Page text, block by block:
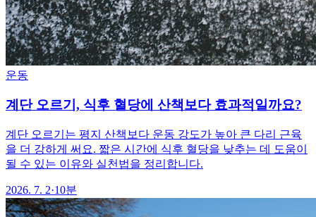
운동
계단 오르기, 식후 혈당에 산책보다 효과적일까요?
계단 오르기는 평지 산책보다 운동 강도가 높아 큰 다리 근육
을 더 강하게 써요. 짧은 시간에 식후 혈당을 낮추는 데 도움이
될 수 있는 이유와 실천법을 정리합니다.
2026. 7. 2·10분